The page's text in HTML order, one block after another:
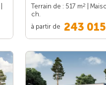
Terrain de : 517 m2 |
ch.
à partir de 243